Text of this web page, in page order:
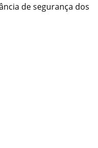
de segurança dos